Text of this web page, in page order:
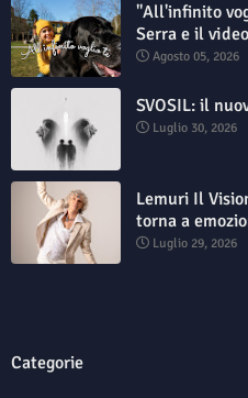
"All'infinito
Serra e il
Agosto 05, 2026
SVOSIL: il
Luglio 30, 2026
Lemuri Il
torna a
Luglio 29, 2026
Categorie